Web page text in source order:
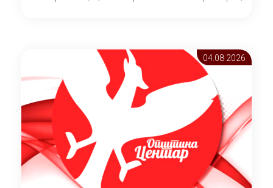
Скопје” број 9/2026), за времетраење од 3
(три) години од денот на потпишувањето на
Договорот за закуп со најповолниот
понудувач.
04.08 2026